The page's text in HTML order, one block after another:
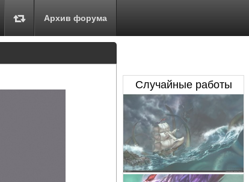
Архив форума
Случайные работы